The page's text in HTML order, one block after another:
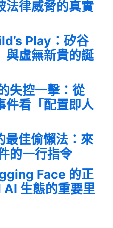
法律威脅的真實
Play：矽谷
與虛無新貴的誕
失控一擊：從
看「配置即人
最佳偷懶法：來
的一行指令
Face 的正
生態的重要里